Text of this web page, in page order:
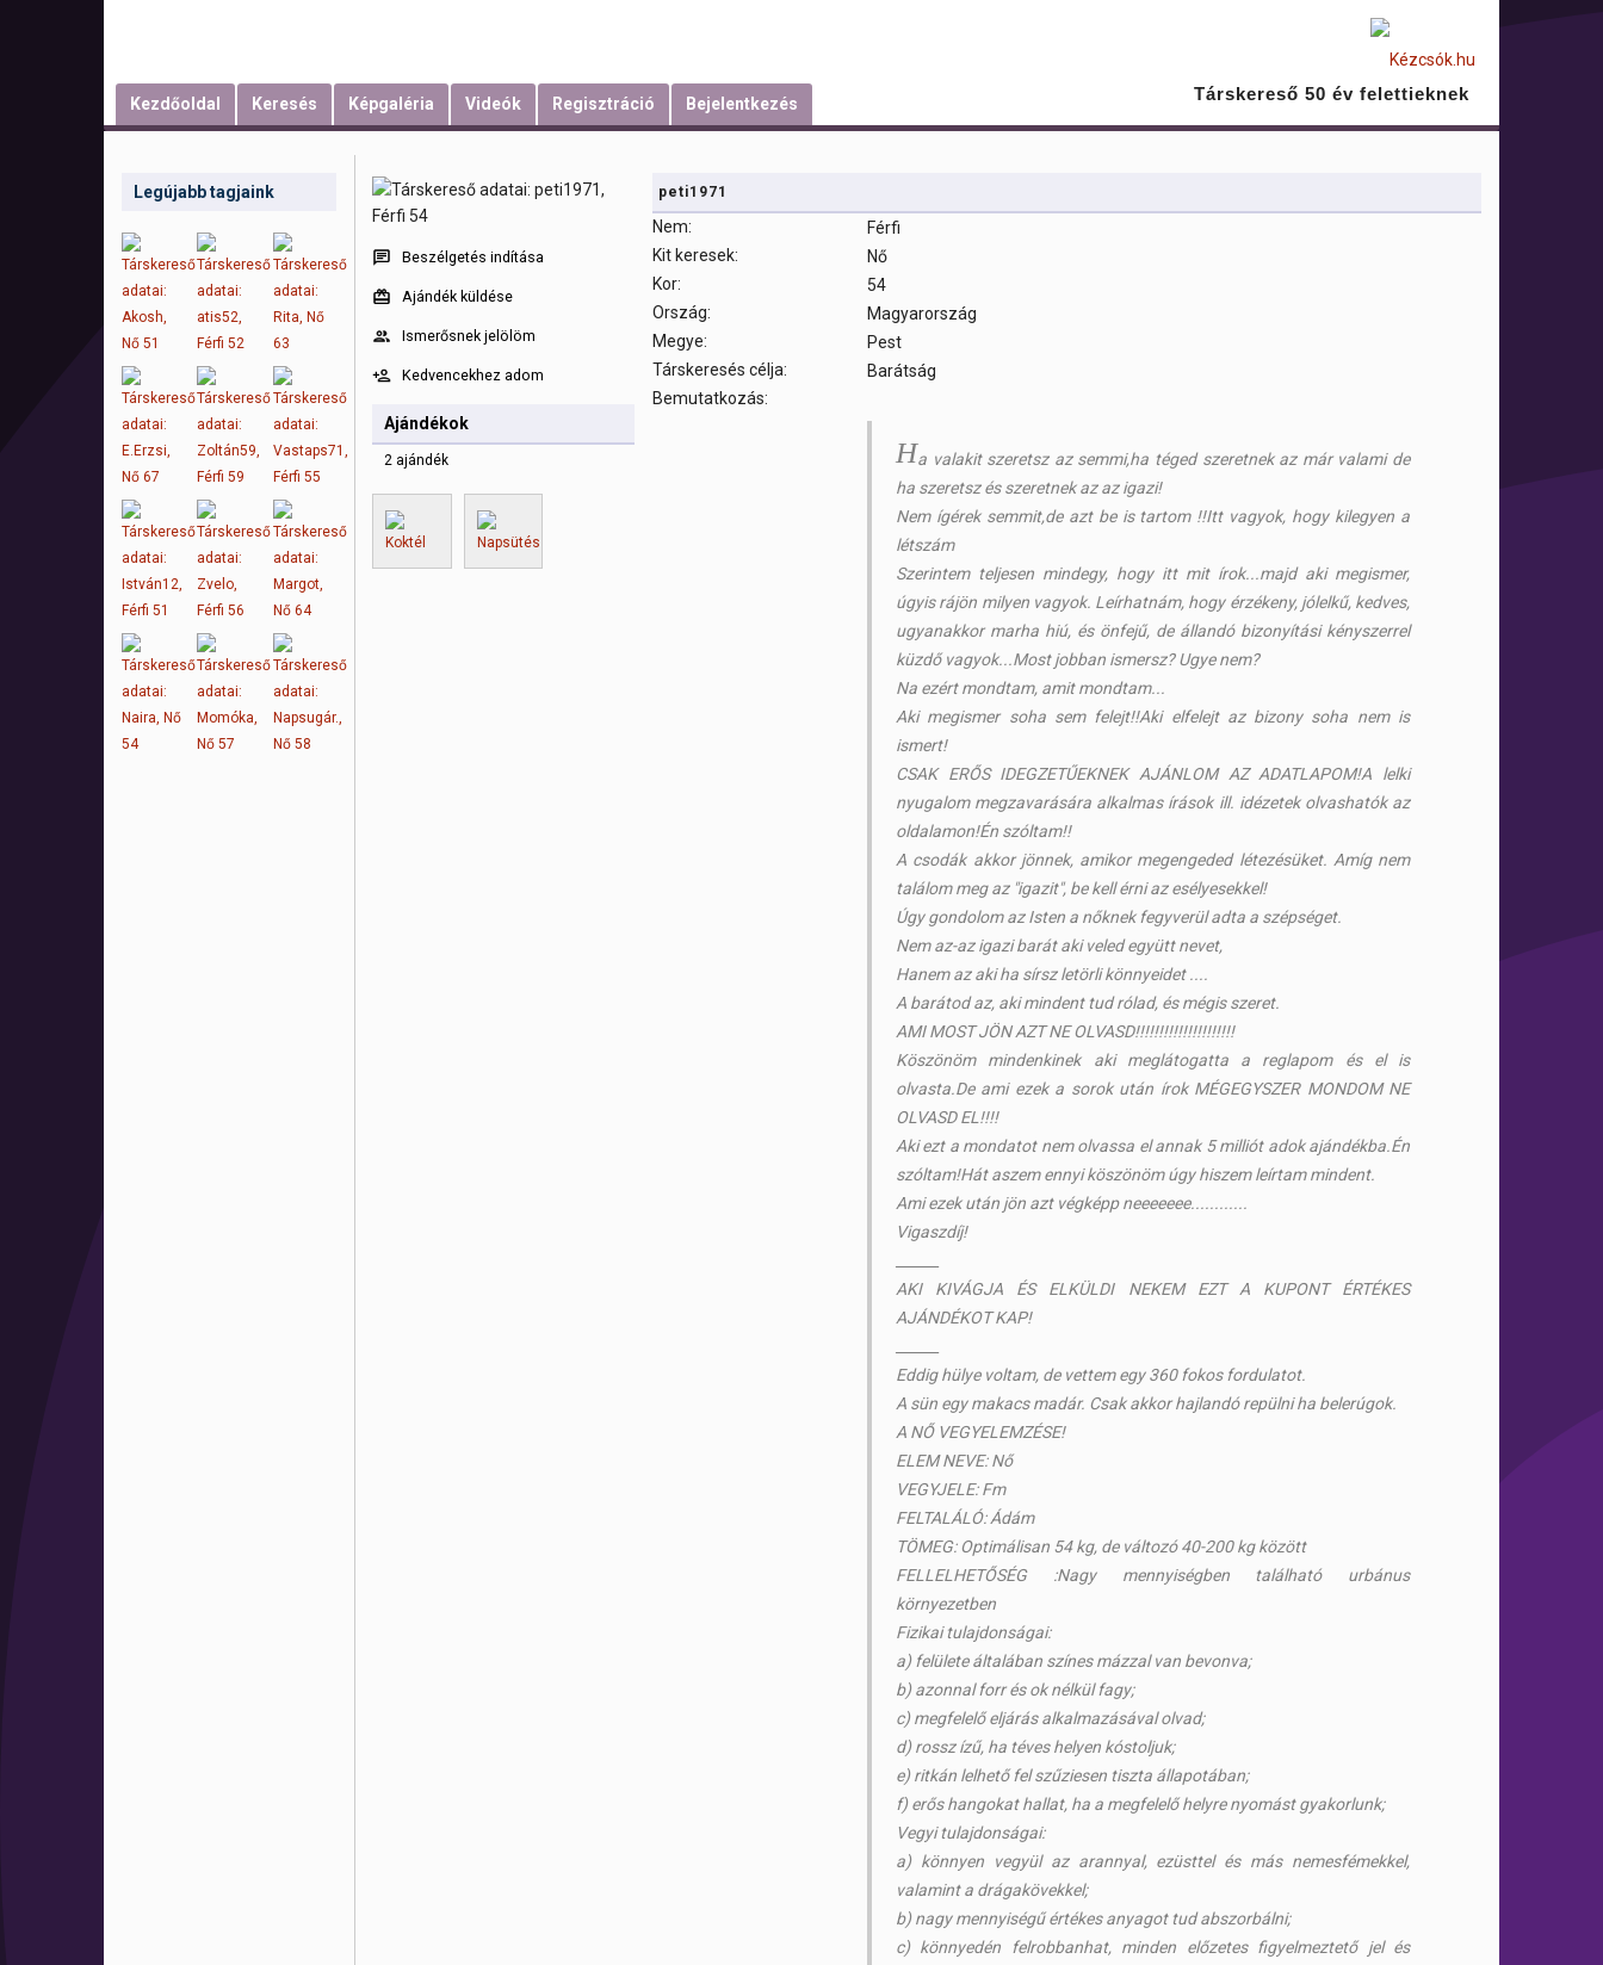
Kezdőoldal Keresés Képgaléria Videók Regisztráció Bejelentkezés Társkereső 50 év felettieknek
Legújabb tagjaink
Beszélgetés indítása
Ajándék küldése
Ismerősnek jelölöm
Kedvencekhez adom
Ajándékok
2 ajándék
peti1971
Nem:
Férfi
Kit keresek:
Nő
Kor:
54
Ország:
Magyarország
Megye:
Pest
Társkeresés célja:
Barátság
Bemutatkozás:
Ha valakit szeretsz az semmi,ha téged szeretnek az már valami de
ha szeretsz és szeretnek az az igazi!
Nem ígérek semmit,de azt be is tartom !!Itt vagyok, hogy kilegyen a
létszám
Szerintem teljesen mindegy, hogy itt mit írok...majd aki megismer,
úgyis rájön milyen vagyok. Leírhatnám, hogy érzékeny, jólelkű, kedves,
ugyanakkor marha hiú, és önfejű, de állandó bizonyítási kényszerrel
küzdő vagyok...Most jobban ismersz? Ugye nem?
Na ezért mondtam, amit mondtam...
Aki megismer soha sem felejt!!Aki elfelejt az bizony soha nem is
ismert!
CSAK ERŐS IDEGZETŰEKNEK AJÁNLOM AZ ADATLAPOM!A lelki
nyugalom megzavarására alkalmas írások ill. idézetek olvashatók az
oldalamon!Én szóltam!!
A csodák akkor jönnek, amikor megengeded létezésüket. Amíg nem
találom meg az "igazit", be kell érni az esélyesekkel!
Úgy gondolom az Isten a nőknek fegyverül adta a szépséget.
Nem az-az igazi barát aki veled együtt nevet,
Hanem az aki ha sírsz letörli könnyeidet ....
A barátod az, aki mindent tud rólad, és mégis szeret.
AMI MOST JÖN AZT NE OLVASD!!!!!!!!!!!!!!!!!!!!!
Köszönöm mindenkinek aki meglátogatta a reglapom és el is
olvasta.De ami ezek a sorok után írok MÉGEGYSZER MONDOM NE
OLVASD EL!!!!
Aki ezt a mondatot nem olvassa el annak 5 milliót adok ajándékba.Én
szóltam!Hát aszem ennyi köszönöm úgy hiszem leírtam mindent.
Ami ezek után jön azt végképp neeeeeee............
Vigaszdíj!
AKI KIVÁGJA ÉS ELKÜLDI NEKEM EZT A KUPONT ÉRTÉKES
AJÁNDÉKOT KAP!
Eddig hülye voltam, de vettem egy 360 fokos fordulatot.
A sün egy makacs madár. Csak akkor hajlandó repülni ha belerúgok.
A NŐ VEGYELEMZÉSE!
ELEM NEVE: Nő
VEGYJELE: Fm
FELTALÁLÓ: Ádám
TÖMEG: Optimálisan 54 kg, de változó 40-200 kg között
FELLELHETŐSÉG :Nagy mennyiségben található urbánus
környezetben
Fizikai tulajdonságai:
a) felülete általában színes mázzal van bevonva;
b) azonnal forr és ok nélkül fagy;
c) megfelelő eljárás alkalmazásával olvad;
d) rossz ízű, ha téves helyen kóstoljuk;
e) ritkán lelhető fel szűziesen tiszta állapotában;
f) erős hangokat hallat, ha a megfelelő helyre nyomást gyakorlunk;
Vegyi tulajdonságai:
a) könnyen vegyül az arannyal, ezüsttel és más nemesfémekkel,
valamint a drágakövekkel;
b) nagy mennyiségű értékes anyagot tud abszorbálni;
c) könnyedén felrobbanhat, minden előzetes figyelmeztető jel és